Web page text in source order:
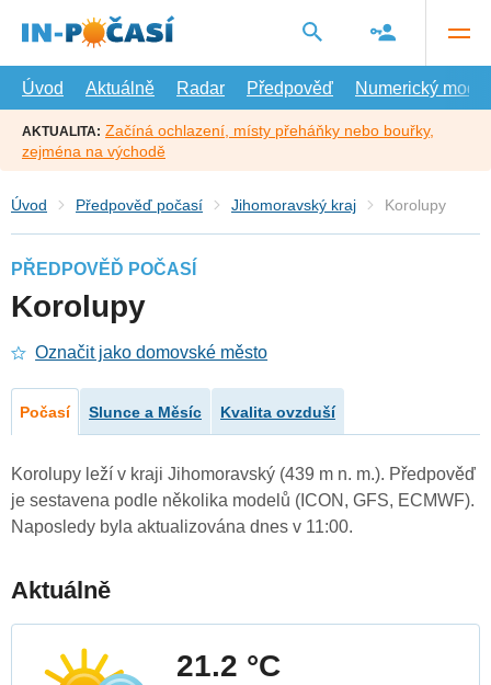
hlavní
Úvod
Aktuálně Radar Předpověď Numerický model
AKTUALITA: Začíná ochlazení, místy přeháňky nebo bouřky,
zejména na východě
Úvod Předpověď počasí Jihomoravský kraj Korolupy
PŘEDPOVĚĎ POČASÍ
Korolupy
Označit jako domovské město
Počasí Slunce a Měsíc Kvalita ovzduší
Korolupy leží v kraji Jihomoravský (439 m n. m.). Předpověď
je sestavena podle několika modelů (ICON, GFS, ECMWF).
Naposledy byla aktualizována dnes v 11:00.
Aktuálně
21.2 °C